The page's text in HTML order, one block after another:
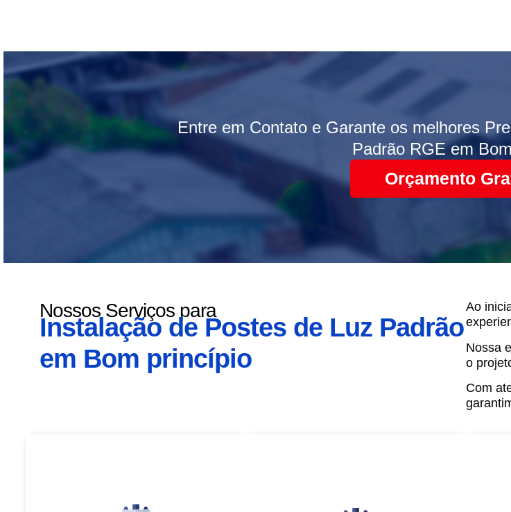
Entre em Contato e Garante os melhores
Padrão RGE em
Orçamento
Nossos Serviços para
Instalação de Postes de Luz Padrão
em Bom princípio
Ao
Nossa
o
Com